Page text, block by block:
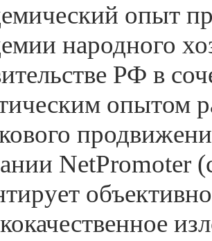
опыт
народного
РФ в
опытом
NetPromoter